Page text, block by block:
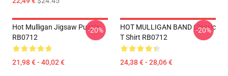
Hot Mulligan Jigsaw Puzzle
RB0712
21,98 € - 40,02 €
-20%
HOT MULLIGAN BAND Classic
T Shirt RB0712
24,38 € - 28,06 €
-20%